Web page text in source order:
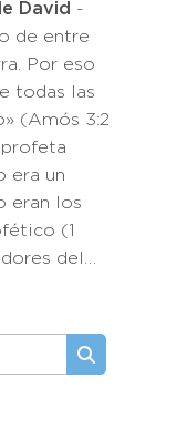
David -
de entre
Por eso
todas las
(Amós 3:2
era un
eran los
(1
del…